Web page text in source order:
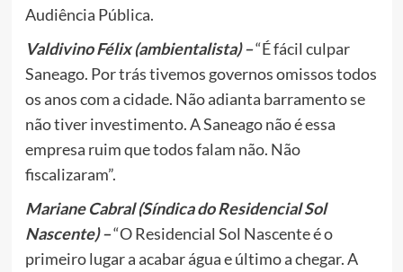
Audiência Pública.
Valdivino Félix (ambientalista) –“É fácil culpar
Saneago. Por trás tivemos governos omissos todos
os anos com a cidade. Não adianta barramento se
não tiver investimento. A Saneago não é essa
empresa ruim que todos falam não. Não
fiscalizaram”.
Mariane Cabral (Síndica do Residencial Sol
Nascente) –“O Residencial Sol Nascente é o
primeiro lugar a acabar água e último a chegar. A